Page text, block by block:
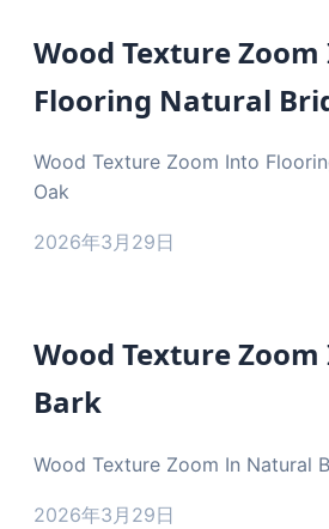
Wood Texture
Flooring Natural
Wood Texture Zoom Into
Oak
2026年3月29日
Wood Texture
Bark
Wood Texture Zoom In Natural
2026年3月29日